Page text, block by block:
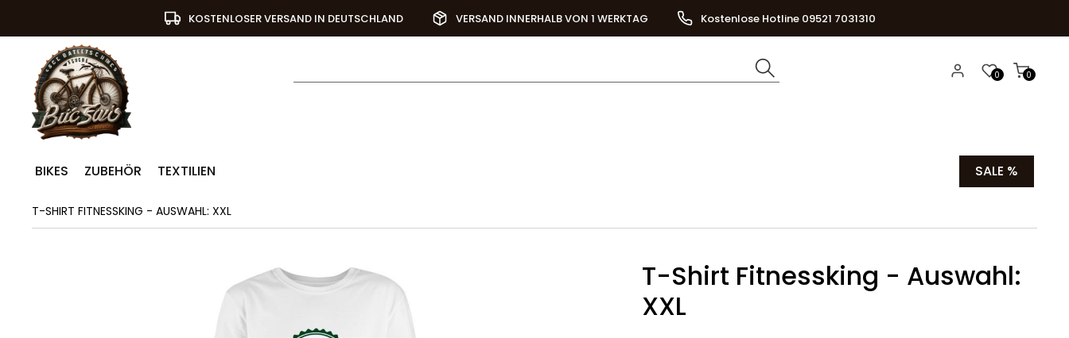
KOSTENLOSER VERSAND IN DEUTSCHLAND VERSAND INNERHALB VON 1 WERKTAG Kostenlose Hotline 09521 7031310
0
0
BIKES ZUBEHÖR TEXTILIEN SALE %
T-SHIRT FITNESSKING - AUSWAHL: XXL
T-Shirt Fitnessking - Auswahl:
XXL